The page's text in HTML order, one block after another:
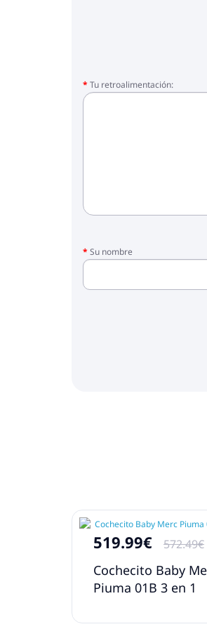
- marco
- Asiento de coche
*Las fotos se
Tu retroalimentación:
Su nombre
519.99€ 572.49€
Cochecito Baby
Piuma 01B 3 en 1